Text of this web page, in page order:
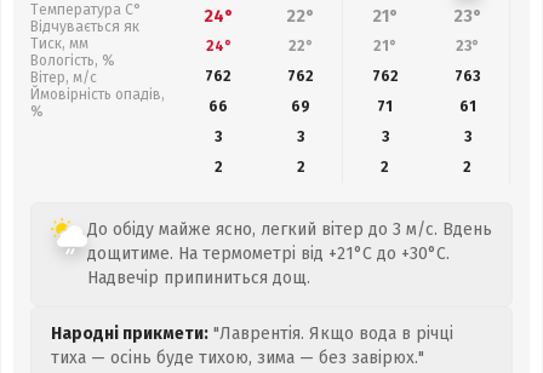
Температура С°
Відчувається як
Тиск, мм
Вологість, %
Вітер, м/с
Ймовірність опадів,
%
24° 22° 21° 23°
24° 22° 21° 23°
762
762 762 763
66
69 71 61
3
3 3
3
2
2 2 2
До обіду майже ясно, легкий вітер до 3 м/с. Вдень
дощитиме. На термометрі від +21°C до +30°C.
Надвечір припиниться дощ.
Народні прикмети: "Лаврентія. Якщо вода в річці
тиха — осінь буде тихою, зима — без завірюх."